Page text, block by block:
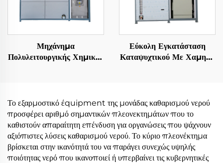
Μηχάνημα
Πολυλειτουργικής Χημικής
Αποστέγαση με
πιστοποίηση CE
Εύκολη Εγκατάσταση
Καταψυχτικού Με Χαμηλή
Μεταγωγής
Το εξαρμοστικό έquipment της μονάδας καθαρισμού νερού
προσφέρει αριθμό σημαντικών πλεονεκτημάτων που το
καθιστούν απαραίτητη επένδυση για οργανώσεις που ψάχνουν
αξιόπιστες λύσεις καθαρισμού νερού. Το κύριο πλεονέκτημα
βρίσκεται στην ικανότητά του να παράγει συνεχώς υψηλής
ποιότητας νερό που ικανοποιεί ή υπερβαίνει τις κυβερνητικές